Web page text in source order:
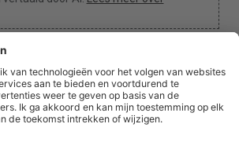
Cookie-instellingen
commissie ontvangen als je een van